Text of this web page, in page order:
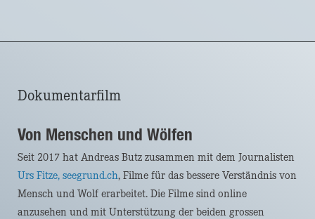
springen
Dokumentarfilm
Von Menschen und Wölfen
Seit 2017 hat Andreas Butz zusammen mit dem Journalisten
Urs Fitze, seegrund.ch, Filme für das bessere Verständnis von
Mensch und Wolf erarbeitet. Die Filme sind online
anzusehen und mit Unterstützung der beiden grossen